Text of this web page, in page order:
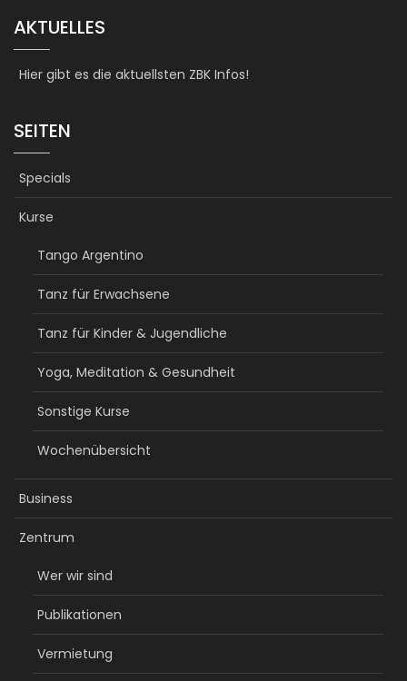
AKTUELLES
Hier gibt es die aktuellsten ZBK Infos!
SEITEN
Specials
Kurse
Tango Argentino
Tanz für Erwachsene
Tanz für Kinder & Jugendliche
Yoga, Meditation & Gesundheit
Sonstige Kurse
Wochenübersicht
Business
Zentrum
Wer wir sind
Publikationen
Vermietung